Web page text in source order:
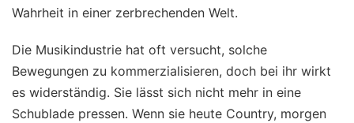
Wahrheit in einer zerbrechenden Welt.
Die Musikindustrie hat oft versucht, solche
Bewegungen zu kommerzialisieren, doch bei ihr wirkt
es widerständig. Sie lässt sich nicht mehr in eine
Schublade pressen. Wenn sie heute Country, morgen